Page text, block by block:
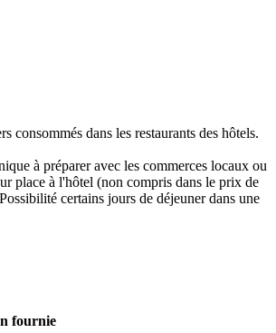
consommés dans les restaurants des hôtels.
à préparer avec les commerces locaux ou
place à l'hôtel (non compris dans le prix de
certains jours de déjeuner dans une
fournie